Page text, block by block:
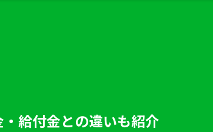
給付金との違いも紹介